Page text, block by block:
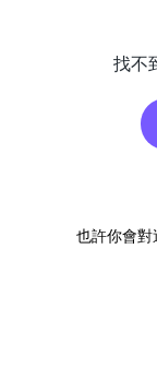
找不
也許你會對